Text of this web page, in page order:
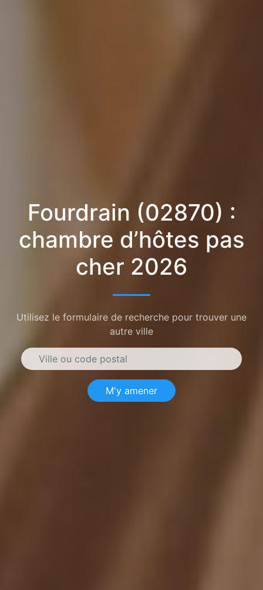
Fourdrain (02870) :
chambre d’hôtes pas
cher 2026
Utilisez le formulaire de recherche pour trouver une
autre ville
M'y amener